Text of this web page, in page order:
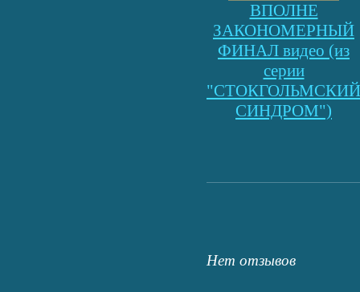
ВПОЛНЕ
ЗАКОНОМЕРНЫЙ
ФИНАЛ видео (из
серии
"СТОКГОЛЬМСКИЙ
СИНДРОМ")
Нет отзывов